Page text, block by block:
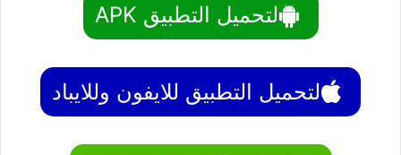
لتحميل التطبيق APK
لتحميل التطبيق للايفون وللايباد